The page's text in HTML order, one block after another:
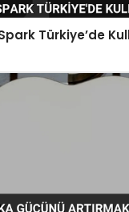
Türkiye’de